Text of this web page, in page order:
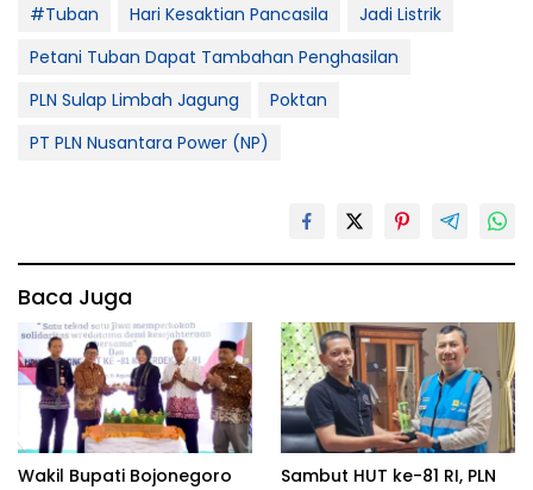
#Tuban Hari Kesaktian Pancasila
Jadi Listrik
Petani Tuban Dapat Tambahan Penghasilan
PLN Sulap Limbah Jagung
Poktan
PT PLN Nusantara Power (NP)
Baca Juga
Wakil Bupati Bojonegoro
Sambut HUT ke-81 RI, PLN